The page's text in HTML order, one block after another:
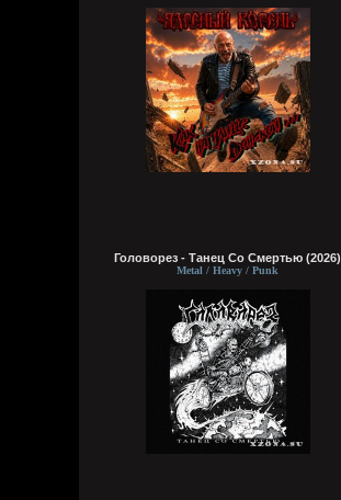
Головорез - Tанец Со Смертью (2026)
Metal / Heavy / Punk